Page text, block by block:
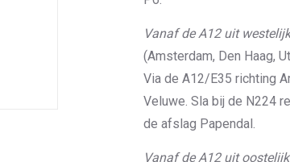
Vanaf de A12 uit
(Amsterdam, Den Haag,
Via de A12/E35 richting
Veluwe. Sla bij de N224
de afslag Papendal.
Vanaf de A12 uit